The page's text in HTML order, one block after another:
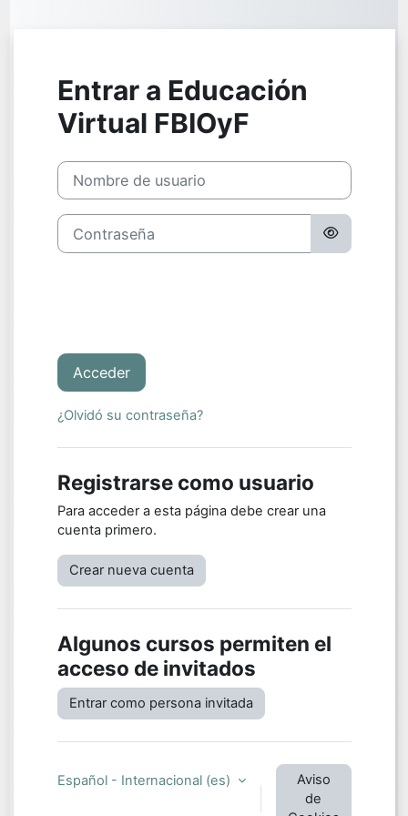
Entrar a Educación
Virtual FBIOyF
Saltar a creación de una nueva cuenta
Nombre de usuario
Contraseña
Acceder
¿Olvidó su contraseña?
Registrarse como usuario
Para acceder a esta página debe crear una
cuenta primero.
Crear nueva cuenta
Algunos cursos permiten el
acceso de invitados
Entrar como persona invitada
Español - Internacional ‎(es)‎
Aviso
de